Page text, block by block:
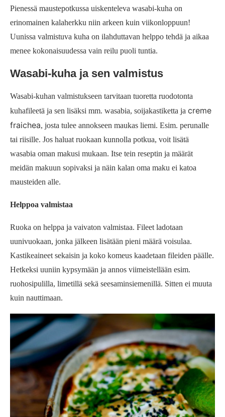
Pienessä maustepotkussa uiskenteleva wasabi-kuha on
erinomainen kalaherkku niin arkeen kuin viikonloppuun!
Uunissa valmistuva kuha on ilahduttavan helppo tehdä ja aikaa
menee kokonaisuudessa vain reilu puoli tuntia.
Wasabi-kuha ja sen valmistus
Wasabi-kuhan valmistukseen tarvitaan tuoretta ruodotonta
kuhafileetä ja sen lisäksi mm. wasabia, soijakastiketta ja creme
fraichea, josta tulee annokseen maukas liemi. Esim. perunalle
tai riisille. Jos haluat ruokaan kunnolla potkua, voit lisätä
wasabia oman makusi mukaan. Itse tein reseptin ja määrät
meidän makuun sopivaksi ja näin kalan oma maku ei katoa
mausteiden alle.
Helppoa valmistaa
Ruoka on helppa ja vaivaton valmistaa. Fileet ladotaan
uunivuokaan, jonka jälkeen lisätään pieni määrä voisulaa.
Kastikeaineet sekaisin ja koko komeus kaadetaan fileiden päälle.
Hetkeksi uuniin kypsymään ja annos viimeistellään esim.
ruohosipulilla, limetillä sekä seesaminsiemenillä. Sitten ei muuta
kuin nauttimaan.